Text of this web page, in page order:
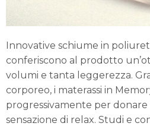
Innovative schiume in
conferiscono al prodotto
volumi e tanta leggerezza.
corporeo, i materassi in
progressivamente per donare
sensazione di relax. Studi e